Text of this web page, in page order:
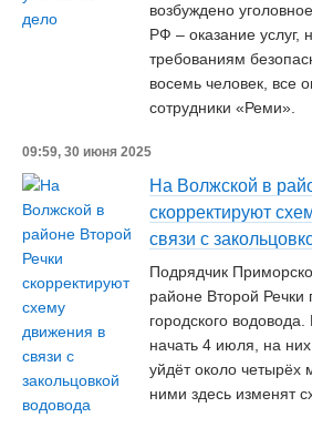
возбуждено
РФ – оказание услуг,
требованиям
восемь человек, все
сотрудники «Реми».
09:59, 30 июня 2025
На Волжской в
скорректируют
связи с
Подрядчик
районе Второй Речки
городского
начать 4 июля, на
уйдёт около четырёх
ними здесь изменят